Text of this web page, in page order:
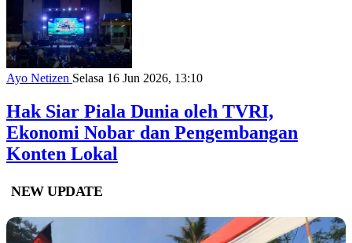
Ayo Netizen Selasa 16 Jun 2026, 13:10
Hak Siar Piala Dunia oleh TVRI,
Ekonomi Nobar dan Pengembangan
Konten Lokal
NEW UPDATE